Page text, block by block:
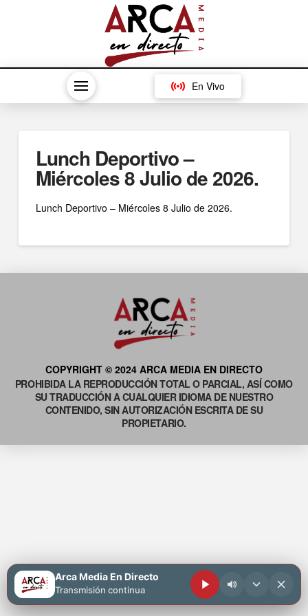
En Vivo
Lunch Deportivo –
Miércoles 8 Julio de 2026.
Lunch Deportivo – Miércoles 8 Julio de 2026.
COPYRIGHT © 2024 ARCA MEDIA EN DIRECTO
PROHIBIDA LA REPRODUCCIÓN TOTAL O PARCIAL, ASÍ COMO
SU TRADUCCIÓN A CUALQUIER IDIOMA DE NUESTRO
CONTENIDO, SIN AUTORIZACIÓN ESCRITA DE SU
PROPIETARIO.
Arca Media En Directo
Transmisión continua